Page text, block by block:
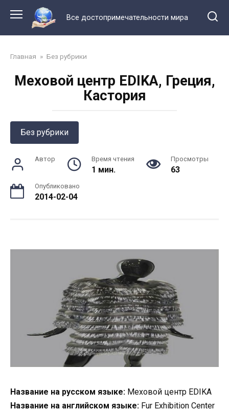
контенту
Все достопримечательности мира
Главная » Без рубрики
Меховой центр EDIKA, Греция,
Кастория
Без рубрики
Автор Время чтения
1 мин.
Просмотры
63
Опубликовано
2014-02-04
Название на русском языке: Меховой центр EDIKA
Название на английском языке: Fur Exhibition Center